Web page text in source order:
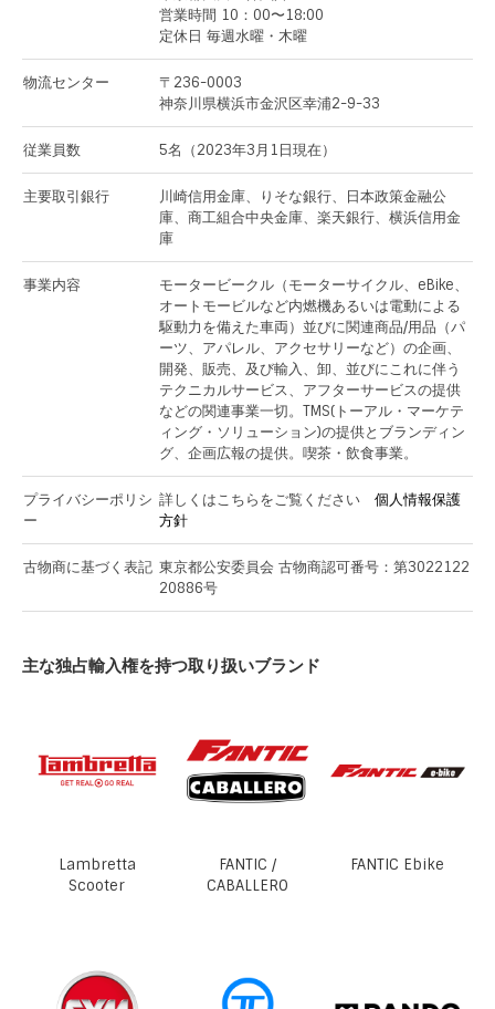
営業時間 10：00〜18:00
定休日 毎週水曜・木曜
物流センター
〒236-0003
神奈川県横浜市金沢区幸浦2-9-33
従業員数 5名（2023年3月1日現在）
主要取引銀行
川崎信用金庫、りそな銀行、日本政策金融公
庫、商工組合中央金庫、楽天銀行、横浜信用金
庫
事業内容
モータービークル（モーターサイクル、eBike、
オートモービルなど内燃機あるいは電動による
駆動力を備えた車両）並びに関連商品/用品（パ
ーツ、アパレル、アクセサリーなど）の企画、
開発、販売、及び輸入、卸、並びにこれに伴う
テクニカルサービス、アフターサービスの提供
などの関連事業一切。TMS(トーアル・マーケテ
ィング・ソリューション)の提供とブランディン
グ、企画広報の提供。喫茶・飲食事業。
プライバシーポリシ
ー
詳しくはこちらをご覧ください個人情報保護
方針
古物商に基づく表記 東京都公安委員会 古物商認可番号：第3022122
20886号
主な独占輸入権を持つ取り扱いブランド
Lambretta
Scooter
FANTIC /
CABALLERO
FANTIC Ebike